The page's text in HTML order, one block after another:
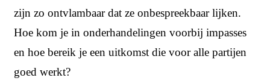
zijn zo ontvlambaar dat ze onbespreekbaar lijken.
Hoe kom je in onderhandelingen voorbij impasses
en hoe bereik je een uitkomst die voor alle partijen
goed werkt?